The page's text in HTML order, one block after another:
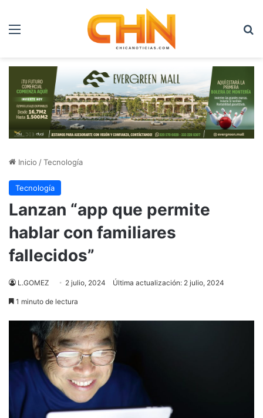
Menú
Inicio /Tecnología
Tecnología
Lanzan “app que permite
hablar con familiares
fallecidos”
L.GOMEZ 2 julio, 2024 Última actualización: 2 julio, 2024
1 minuto de lectura